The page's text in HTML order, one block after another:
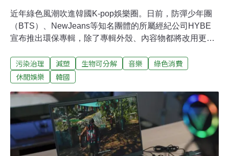
近年綠色風潮吹進韓國K-pop娛樂圈。日前，防彈少年團
（BTS）、NewJeans等知名團體的所屬經紀公司HYBE
宣布推出環保專輯，除了專輯外殼、內容物都將改用更永
讓入了小卡坑的粉絲們一片譁然、怨聲四起。小卡衝高銷
售佳績 專輯本體淪為垃圾K-pop圈盛行小卡文化。同一張
對於想集齊全套小卡或是想收藏本命成員小卡的粉絲來
說，不僅要有購買多張專輯的財力，還得有十足的運氣。
有的粉絲則是為了參加偶像的「簽售會」，想增加中籤機
率，而購買大量專輯。不過，當收集到需要的內容物後，
這些重複購買的專輯本體就可能被丟棄在路邊，造成浪費
污染治理 減塑 生物可分解 音樂
綠色消費
休閒娛樂
韓國